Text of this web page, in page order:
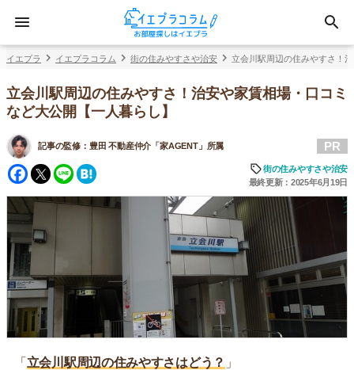
イエプラ イエプラコラム 街の住みやすさや治安 立会川駅周辺の住みやすさ！
立会川駅周辺の住みやすさ！治安や家賃相場・口コミ
など大公開【一人暮らし】
記事の監修： 豊田 不動産仲介「家AGENT」所属
Facebook
Twitter
Line
PR
街の住みやすさや治安
最終更新：2025年6月19日
「 立会川駅周辺の住みやすさはどう？ 」